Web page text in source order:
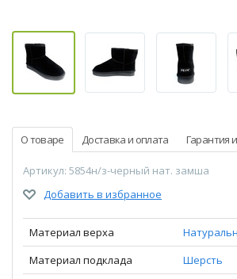
О товаре Доставка и оплата Гарантия
Артикул: 5854н/з-черный нат. замша
Добавить в избранное
Материал верха
Материал подклада
Шерсть